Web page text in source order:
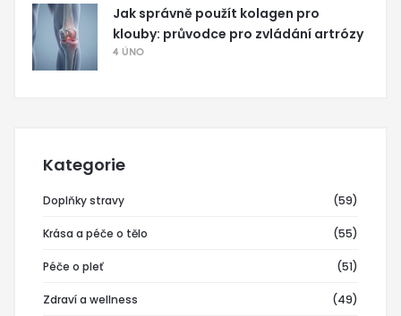
Jak správně použít kolagen pro
klouby: průvodce pro zvládání artrózy
4 ÚNO
Kategorie
Doplňky stravy (59)
Krása a péče o tělo (55)
Péče o pleť (51)
Zdraví a wellness (49)